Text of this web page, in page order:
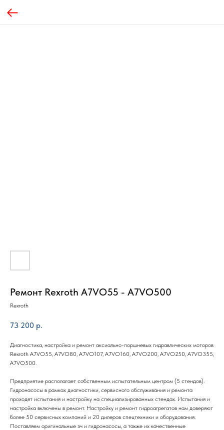
Ремонт Rexroth A7VO55 - A7VO500
Rexroth
73 200 р.
Диагностика, настройка и ремонт аксиально-поршневых гидравлических моторов
Rexroth A7VO55, A7VO80, A7VO107, A7VO160, A7VO200, A7VO250, A7VO355,
A7VO500.
Предприятие располагает собственным испытательным центром (5 стендов).
Гидронасосы в рамках диагностики, сервисного обслуживания и ремонта
проходят испытания и настройку на специализированных стендах. Испытания и
настройка включены в ремонт. Настройку и ремонт гидроагрегатов нам доверяют
более 50 сервисных компаний и 20 дилеров спецтехники и оборудования.
Поставляем оригинальные зч и гидронасосы, а также их качественные